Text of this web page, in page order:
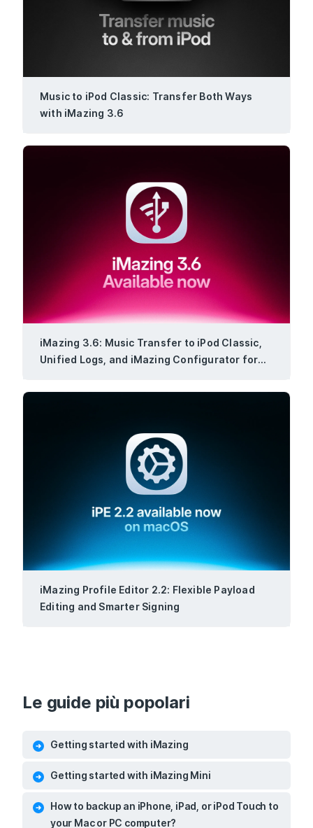
Music to iPod Classic: Transfer Both Ways
with iMazing 3.6
iMazing 3.6: Music Transfer to iPod Classic,
Unified Logs, and iMazing Configurator for
iMazing Profile Editor 2.2: Flexible Payload
Editing and Smarter Signing
Le guide più popolari
Getting started with iMazing
Getting started with iMazing Mini
How to backup an iPhone, iPad, or iPod Touch to
your Mac or PC computer?